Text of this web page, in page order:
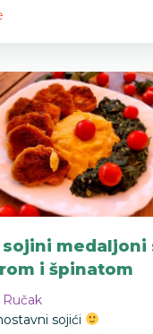
sojini medaljoni
i špinatom
Ručak
sojići